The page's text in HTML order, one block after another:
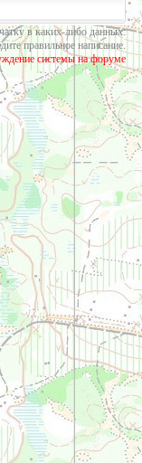
в каких-либо данных:
правильное написание.
системы на форуме